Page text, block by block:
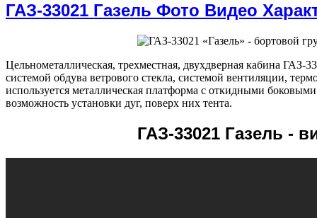
ГАЗ-33021 Газель Фото Видео
Цельнометаллическая, трехместная, двухдверная кабина ГАЗ-
системой обдува ветрового стекла, системой вентиляции,
используется металлическая платформа с откидными
возможность установки дуг, поверх них тента.
ГАЗ-33021 Газель -